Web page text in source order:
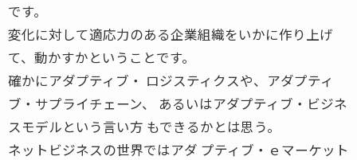
です。
変化に対して適応力のある企業組織をいかに作り上げ
て、動かすかということです。
確かにアダプティブ・ ロジスティクスや、アダプティ
ブ・サプライチェーン、 あるいはアダプティブ・ビジネ
スモデルという言い方 もできるかとは思う。
ネットビジネスの世界ではアダ プティブ・ｅマーケット